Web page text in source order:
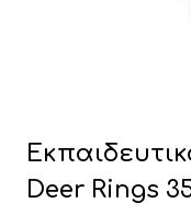
Deer Rings